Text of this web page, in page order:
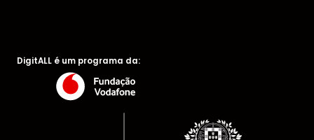
DigitALL é um programa da: